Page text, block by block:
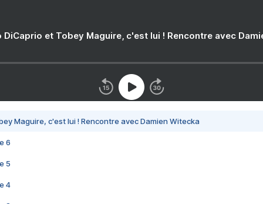
DiCaprio et Tobey Maguire, c'est lui ! Rencontre avec
Maguire, c'est lui ! Rencontre avec Damien Witecka
6
5
4